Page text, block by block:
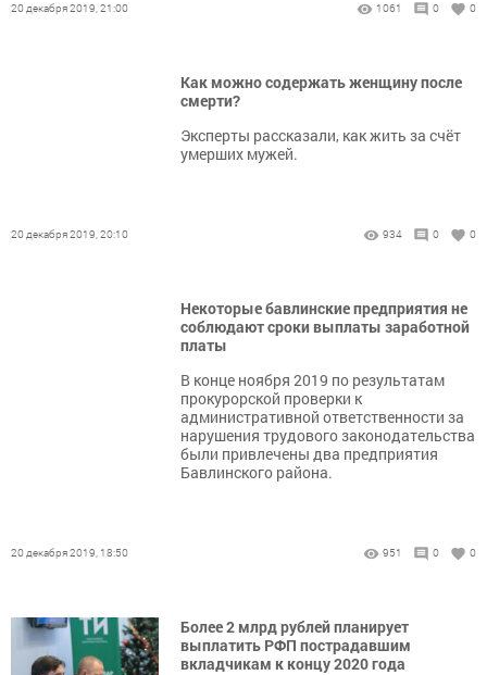
20 декабря 2019, 21:00 1061 0 0
Как можно содержать женщину после
смерти?
Эксперты рассказали, как жить за счёт
умерших мужей.
20 декабря 2019, 20:10 934 0 0
Некоторые бавлинские предприятия не
соблюдают сроки выплаты заработной
платы
В конце ноября 2019 по результатам
прокурорской проверки к
административной ответственности за
нарушения трудового законодательства
были привлечены два предприятия
Бавлинского района.
20 декабря 2019, 18:50 951 0 0
Более 2 млрд рублей планирует
выплатить РФП пострадавшим
вкладчикам к концу 2020 года